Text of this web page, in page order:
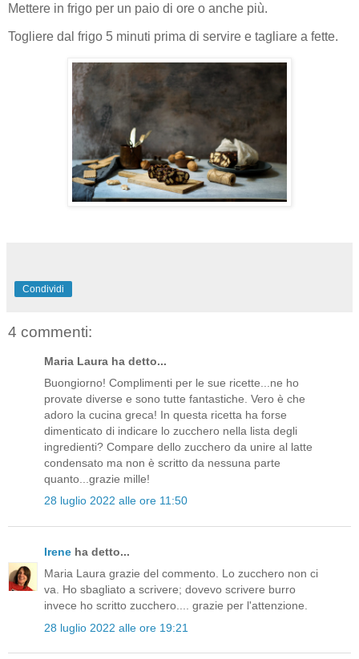
Mettere in frigo per un paio di ore o anche più.
Togliere dal frigo 5 minuti prima di servire e tagliare a fette.
Condividi
4 commenti:
Maria Laura ha detto...
Buongiorno! Complimenti per le sue ricette...ne ho
provate diverse e sono tutte fantastiche. Vero è che
adoro la cucina greca! In questa ricetta ha forse
dimenticato di indicare lo zucchero nella lista degli
ingredienti? Compare dello zucchero da unire al latte
condensato ma non è scritto da nessuna parte
quanto...grazie mille!
28 luglio 2022 alle ore 11:50
Irene ha detto...
Maria Laura grazie del commento. Lo zucchero non ci
va. Ho sbagliato a scrivere; dovevo scrivere burro
invece ho scritto zucchero.... grazie per l'attenzione.
28 luglio 2022 alle ore 19:21